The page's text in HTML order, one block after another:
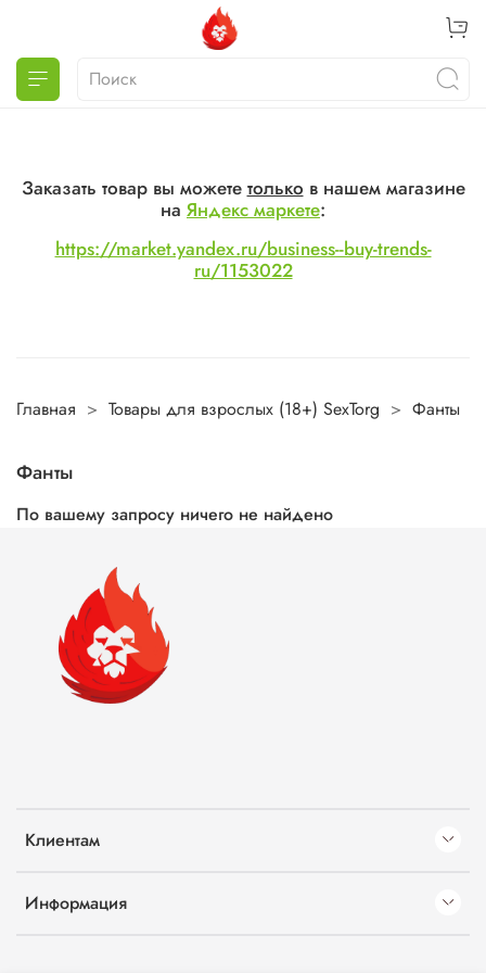
Заказать товар вы можете только в нашем магазине
на Яндекс маркете:
https://market.yandex.ru/business--buy-trends-
ru/1153022
Главная Товары для взрослых (18+) SexTorg Фанты
Фанты
По вашему запросу ничего не найдено
Клиентам
Информация